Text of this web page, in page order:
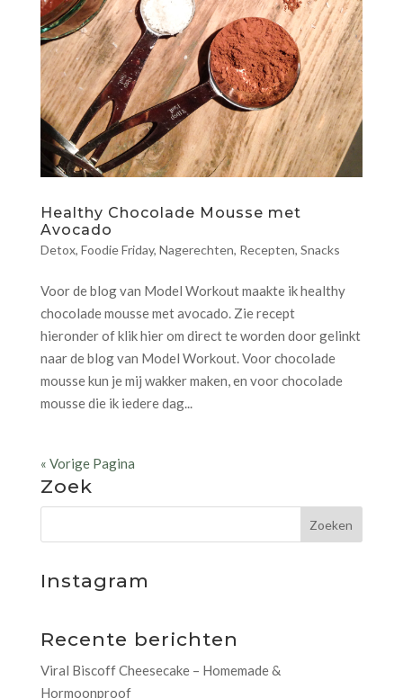
Healthy Chocolade Mousse met
Avocado
Detox, Foodie Friday, Nagerechten, Recepten, Snacks
Voor de blog van Model Workout maakte ik healthy
chocolade mousse met avocado. Zie recept
hieronder of klik hier om direct te worden door gelinkt
naar de blog van Model Workout. Voor chocolade
mousse kun je mij wakker maken, en voor chocolade
mousse die ik iedere dag...
« Vorige Pagina
Zoek
Instagram
Recente berichten
Viral Biscoff Cheesecake – Homemade &
Hormoonproof